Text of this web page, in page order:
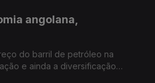
angolana,
do barril de petróleo na
e ainda a diversificação